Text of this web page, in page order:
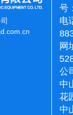
号
电
网
公
中
花
中